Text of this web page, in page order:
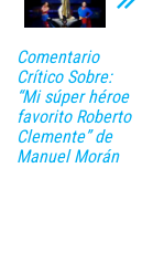
Comentario
Crítico Sobre:
“Mi súper héroe
favorito Roberto
Clemente” de
Manuel Morán